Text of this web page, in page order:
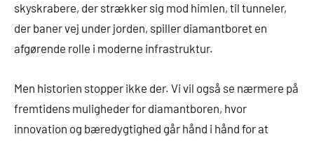
skyskrabere, der strækker sig mod himlen, til tunneler,
der baner vej under jorden, spiller diamantboret en
afgørende rolle i moderne infrastruktur.
Men historien stopper ikke der. Vi vil også se nærmere på
fremtidens muligheder for diamantboren, hvor
innovation og bæredygtighed går hånd i hånd for at